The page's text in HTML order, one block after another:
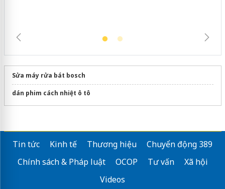
Sửa máy rửa bát bosch
dán phim cách nhiệt ô tô
Tin tức Kinh tế Thương hiệu
Chuyển động 389
Chính sách & Pháp luật
OCOP Tư vấn
Xã hội
Videos